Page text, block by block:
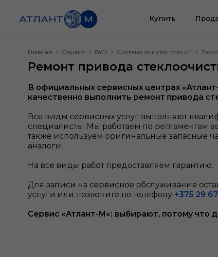
Купить
Главная Сервис BYD Система очистки стекол
Ремонт привода
В официальных сервисных центрах
качественно выполнить ремонт привода
Все виды сервисных услуг выполняют
специалисты. Мы работаем по регламентам
также используем оригинальные запасные
аналоги.
На все виды работ предоставляем гарантию.
Для записи на сервисное обслуживание
услуги или позвоните по телефону +375 29
Сервис «Атлант-М»: выбирают, потому что